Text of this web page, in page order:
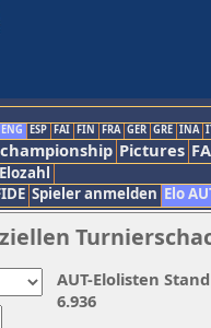
ENG ESP FAI FIN FRA GER GRE INA
Pictures
Spieler anmelden Elo
AUT-Elolisten
6.936